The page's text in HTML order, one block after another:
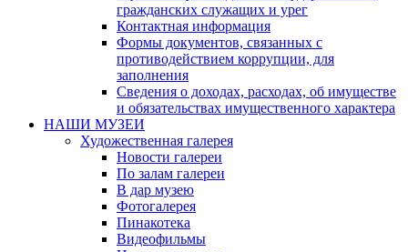
гражданских служащих и урег
Контактная информация
Формы документов, связанных с
противодействием коррупции, для
заполнения
Сведения о доходах, расходах, об имуществе
и обязательствах имущественного характера
НАШИ МУЗЕИ
Художественная галерея
Новости галереи
По залам галереи
В дар музею
Фотогалерея
Пинакотека
Видеофильмы